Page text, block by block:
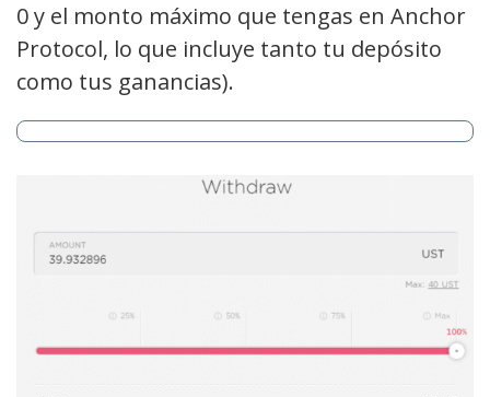
0 y el monto máximo que tengas en Anchor
Protocol, lo que incluye tanto tu depósito
como tus ganancias).